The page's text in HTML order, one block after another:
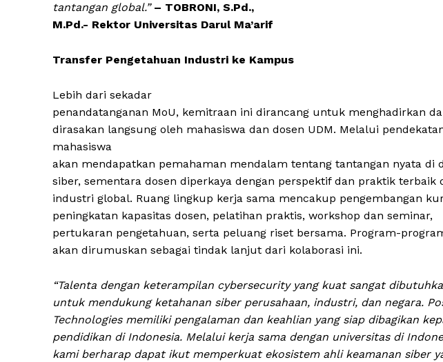
tantangan global.” – TOBRONI, S.Pd.,
M.Pd.- Rektor Universitas Darul Ma’arif
Transfer Pengetahuan Industri ke Kampus
Lebih dari sekadar
penandatanganan MoU, kemitraan ini dirancang untuk menghadirkan
dirasakan langsung oleh mahasiswa dan dosen UDM. Melalui
mahasiswa
akan mendapatkan pemahaman mendalam tentang tantangan nyata di
siber, sementara dosen diperkaya dengan perspektif dan praktik terbaik
industri global. Ruang lingkup kerja sama mencakup pengembangan
peningkatan kapasitas dosen, pelatihan praktis, workshop dan seminar,
pertukaran pengetahuan, serta peluang riset bersama. Program-
akan dirumuskan sebagai tindak lanjut dari kolaborasi ini.
“Talenta dengan keterampilan cybersecurity yang kuat sangat
untuk mendukung ketahanan siber perusahaan, industri, dan negara.
Technologies memiliki pengalaman dan keahlian yang siap dibagikan
pendidikan di Indonesia. Melalui kerja sama dengan universitas di
kami berharap dapat ikut memperkuat ekosistem ahli keamanan siber